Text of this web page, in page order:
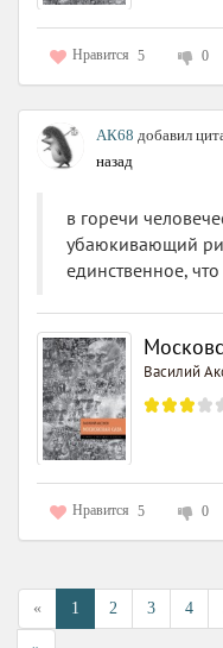
Нравится 5 0
АК68 добавил
назад
в горечи
убаюкивающий
единственное,
Василий
Нравится 5 0
« 1 2 3 4